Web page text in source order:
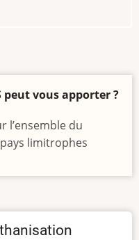
peut vous apporter ?
l’ensemble du
limitrophes